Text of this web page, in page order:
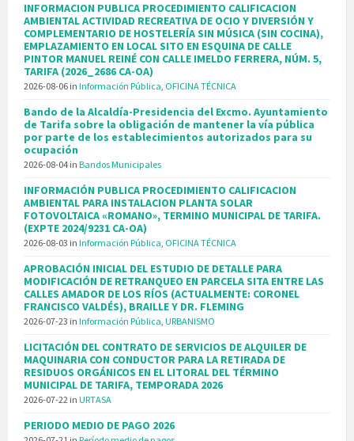
INFORMACION PUBLICA PROCEDIMIENTO CALIFICACION
AMBIENTAL ACTIVIDAD RECREATIVA DE OCIO Y DIVERSIÓN Y
COMPLEMENTARIO DE HOSTELERÍA SIN MÚSICA (SIN COCINA),
EMPLAZAMIENTO EN LOCAL SITO EN ESQUINA DE CALLE
PINTOR MANUEL REINÉ CON CALLE IMELDO FERRERA, NÚM. 5,
TARIFA (2026_2686 CA-OA)
2026-08-06 in Información Pública, OFICINA TÉCNICA
Bando de la Alcaldía-Presidencia del Excmo. Ayuntamiento
de Tarifa sobre la obligación de mantener la vía pública
por parte de los establecimientos autorizados para su
ocupación
2026-08-04 in Bandos Municipales
INFORMACIÓN PUBLICA PROCEDIMIENTO CALIFICACION
AMBIENTAL PARA INSTALACION PLANTA SOLAR
FOTOVOLTAICA «ROMANO», TERMINO MUNICIPAL DE TARIFA.
(EXPTE 2024/9231 CA-OA)
2026-08-03 in Información Pública, OFICINA TÉCNICA
APROBACIÓN INICIAL DEL ESTUDIO DE DETALLE PARA
MODIFICACIÓN DE RETRANQUEO EN PARCELA SITA ENTRE LAS
CALLES AMADOR DE LOS RÍOS (ACTUALMENTE: CORONEL
FRANCISCO VALDÉS), BRAILLE Y DR. FLEMING
2026-07-23 in Información Pública, URBANISMO
LICITACIÓN DEL CONTRATO DE SERVICIOS DE ALQUILER DE
MAQUINARIA CON CONDUCTOR PARA LA RETIRADA DE
RESIDUOS ORGÁNICOS EN EL LITORAL DEL TÉRMINO
MUNICIPAL DE TARIFA, TEMPORADA 2026
2026-07-22 in URTASA
PERIODO MEDIO DE PAGO 2026